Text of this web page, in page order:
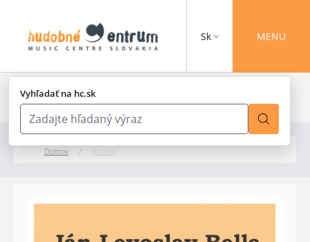
Vyhľadať na hc.sk
Sk MENU
Domov / Katalóg